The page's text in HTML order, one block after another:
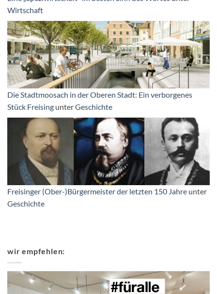
Wirtschaft
Die Stadtmoosach in der Oberen Stadt: Ein verborgenes
Stück Freising unterGeschichte
Freisinger (Ober-)Bürgermeister der letzten 150 Jahre unter
Geschichte
wir empfehlen: